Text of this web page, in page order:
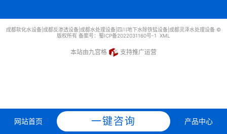
成都软化水设备|成都反渗透设备|成都水处理设备|四川地下水除铁锰设备|成都灵泽水处理设备 ©
版权所有 备案号： 蜀ICP备2022031160号-1 XML
本站由九宫格 支持推广运营
网站首页 一键咨询 产品中心